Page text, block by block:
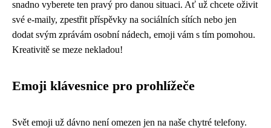
snadno vyberete ten pravý pro danou situaci. Ať už chcete oživit
své e-maily, zpestřit příspěvky na sociálních sítích nebo jen
dodat svým zprávám osobní nádech, emoji vám s tím pomohou.
Kreativitě se meze nekladou!
Emoji klávesnice pro prohlížeče
Svět emoji už dávno není omezen jen na naše chytré telefony.